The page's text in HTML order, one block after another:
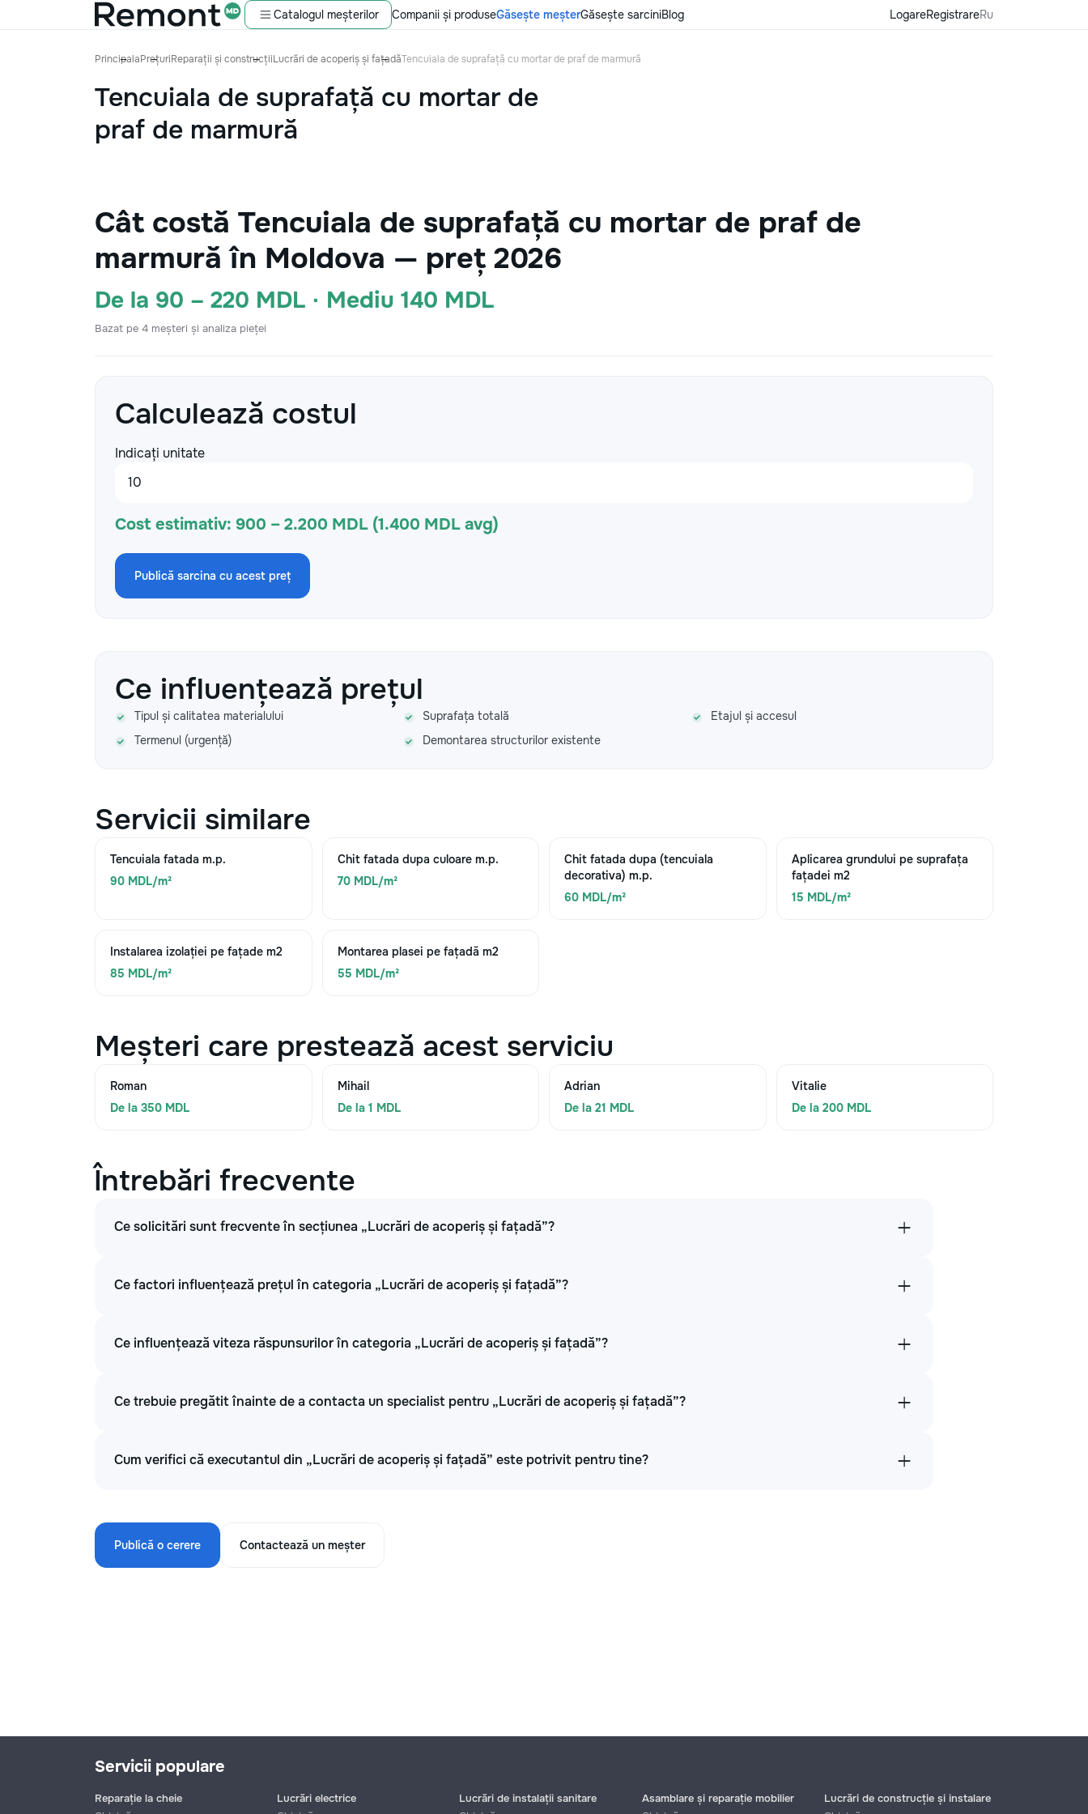
Catalogul meșterilor Companii și produseGăsește meșterGăsește sarciniBlog LogareRegistrareRu
PrincipalaPrețuriReparații și construcțiiLucrări de acoperiș și fațadăTencuiala de suprafață cu mortar de praf de marmură
Tencuiala de suprafață cu mortar de
praf de marmură
Cât costă Tencuiala de suprafață cu mortar de praf de
marmură în Moldova — preț 2026
De la 90 – 220 MDL · Mediu 140 MDL
Bazat pe 4 meșteri și analiza pieței
Calculează costul
Indicați unitate
Cost estimativ: 900 – 2.200 MDL (1.400 MDL avg)
Publică sarcina cu acest preț
Ce influențează prețul
Tipul și calitatea materialului Suprafața totală
Etajul și accesul
Termenul (urgență)
Demontarea structurilor existente
Servicii similare
Tencuiala fatada m.p.
90 MDL/m²
Chit fatada dupa culoare m.p.
70 MDL/m²
Chit fatada dupa (tencuiala
decorativa) m.p.
60 MDL/m²
Aplicarea grundului pe suprafața
fațadei m2
15 MDL/m²
Instalarea izolației pe fațade m2
85 MDL/m²
Montarea plasei pe fațadă m2
55 MDL/m²
Meșteri care prestează acest serviciu
Roman
De la 350 MDL
Mihail
De la 1 MDL
Adrian
De la 21 MDL
Vitalie
De la 200 MDL
Întrebări frecvente
Ce solicitări sunt frecvente în secțiunea „Lucrări de acoperiș și fațadă”?
Ce factori influențează prețul în categoria „Lucrări de acoperiș și fațadă”?
Ce influențează viteza răspunsurilor în categoria „Lucrări de acoperiș și fațadă”?
Ce trebuie pregătit înainte de a contacta un specialist pentru „Lucrări de acoperiș și fațadă”?
Cum verifici că executantul din „Lucrări de acoperiș și fațadă” este potrivit pentru tine?
Publică o cerere Contactează un meșter
Servicii populare
Reparație la cheie
Lucrări electrice
Lucrări de instalații sanitare
Asamblare și reparație mobilier
Lucrări de construcție și instalare